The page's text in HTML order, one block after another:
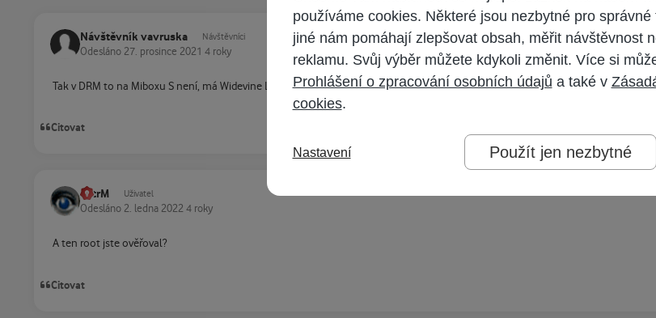
Návštěvník vavruska Návštěvníci
Odesláno 27. prosince 2021 4 roky
Tak v DRM to na Miboxu S není, má Widevine L1 - tedy nejvyšší ochranu, bohužel
Citovat
PetrM Uživatel
Odesláno 2. ledna 2022 4 roky
A ten root jste ověřoval?
Citovat
používáme cookies. Některé jsou nezbytné pro
jiné nám pomáhají zlepšovat obsah, měřit návštěvnost
reklamu. Svůj výběr můžete kdykoli změnit. Více si
Prohlášení o zpracování osobních údajů a také v
cookies.
Použít jen nezbytné
Nastavení